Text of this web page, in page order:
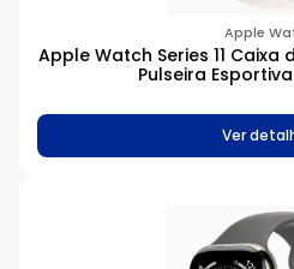
Apple
Apple Watch Series 11
Pulseira
Ver